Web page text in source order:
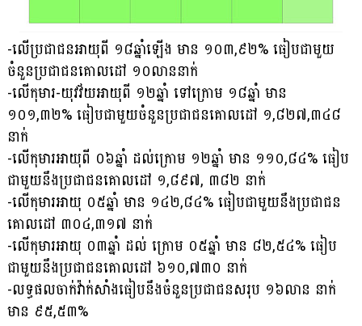
-លើប្រជាជនអាយុពី ១៨ឆ្នាំឡើង មាន ១០៣,៩២% ធៀបជាមួយ
ចំនួនប្រជាជនគោលដៅ ១០លាននាក់
-លើកុមារ-យុវវ័យអាយុពី ១២ឆ្នាំ ទៅក្រោម ១៨ឆ្នាំ មាន
១០១,៣២% ធៀបជាមួយចំនួនប្រជាជនគោលដៅ ១,៨២៧,៣៤៨
នាក់
-លើកុមារអាយុពី ០៦ឆ្នាំ ដល់ក្រោម ១២ឆ្នាំ មាន ១១០,៨៤% ធៀប
ជាមួយនឹងប្រជាជនគោលដៅ ១,៨៩៧, ៣៨២ នាក់
-លើកុមារអាយុ ០៥ឆ្នាំ មាន ១៤២,៨៤% ធៀបជាមួយនឹងប្រជាជន
គោលដៅ ៣០៤,៣១៧ នាក់
-លើកុមារអាយុ ០៣ឆ្នាំ ដល់ ក្រោម ០៥ឆ្នាំ មាន ៨២,៥៤% ធៀប
ជាមួយនឹងប្រជាជនគោលដៅ ៦១០,៧៣០ នាក់
-លទ្ធផលចាក់វ៉ាក់សាំងធៀបនឹងចំនួនប្រជាជនសរុប ១៦លាន នាក់
មាន ៩៥,៥៣%